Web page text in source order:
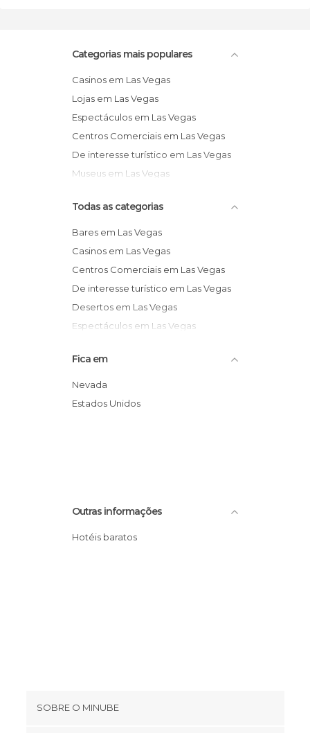
Categorias mais populares
Casinos em Las Vegas
Lojas em Las Vegas
Espectáculos em Las Vegas
Centros Comerciais em Las Vegas
De interesse turístico em Las Vegas
Museus em Las Vegas
Todas as categorias
Bares em Las Vegas
Casinos em Las Vegas
Centros Comerciais em Las Vegas
De interesse turístico em Las Vegas
Desertos em Las Vegas
Espectáculos em Las Vegas
Lojas em Las Vegas
Museus em Las Vegas
Parques de Diversão em Las Vegas
Fica em
Nevada
Estados Unidos
Outras informações
Hotéis baratos
SOBRE O MINUBE